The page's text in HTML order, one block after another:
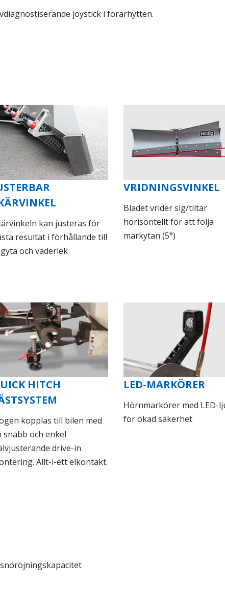
joystick i förarhytten.
kan justeras för
resultat i förhållande till
och väderlek
VRIDNINGSVINKEL
Bladet vrider sig/tiltar
horisontellt för att följa
markytan (5°)
HITCH
kopplas till bilen med
snabb och enkel
drive-in
Allt-i-ett elkontakt.
LED-MARKÖRER
Hörnmarkörer med LED-
för ökad säkerhet